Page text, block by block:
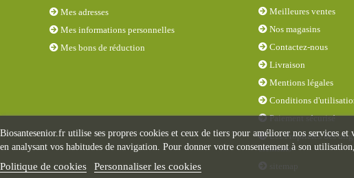
Mes adresses
Mes informations personnelles
Mes bons de réduction
Meilleures ventes
Nos magasins
Contactez-nous
Livraison
Mentions légales
Conditions
Paiement sécurisé
Les Propriétés des
éléments
Biosantesenior.fr utilise ses propres cookies et ceux de tiers pour améliorer nos services
en analysant vos habitudes de navigation. Pour donner votre consentement à son
Politique de cookies Personnaliser les cookies